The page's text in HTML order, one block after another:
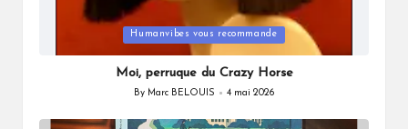
in
Humanvibes vous recommande
Moi, perruque du Crazy Horse
Posted
By Marc BELOUIS 4 mai 2026